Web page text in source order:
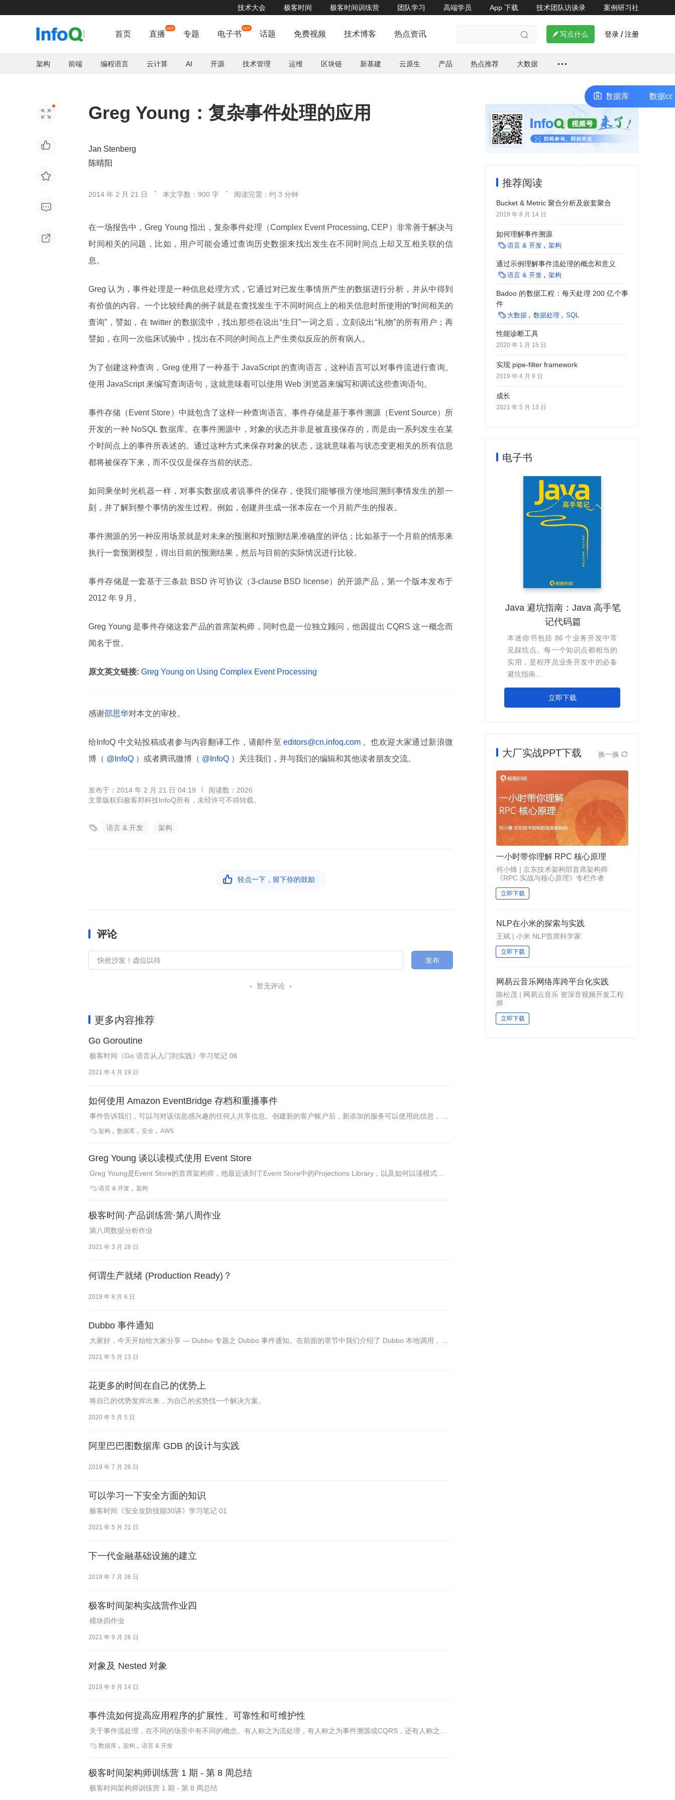
技术大会 极客时间 极客时间训练营 团队学习 高端学员 App 下载 技术团队访谈录 案例研习社
AICon全球人工智能与机器学习技术大会周四开幕，点击查看完整日程>>
首页 直播 专题 电子书 话题 免费视频 技术博客 热点资讯   写点什么 登录 / 注册
架构 前端 编程语言 云计算 AI 开源 技术管理 运维 区块链 新基建 云原生 产品 热点推荐 大数据





Greg Young：复杂事件处理的应用
Jan Stenberg
陈晴阳
2014 年 2 月 21 日 本文字数：900 字 阅读完需：约 3 分钟
在一场报告中，Greg Young 指出，复杂事件处理（Complex Event Processing, CEP）非常善于解决与
时间相关的问题，比如，用户可能会通过查询历史数据来找出发生在不同时间点上却又互相关联的信
息。
Greg 认为，事件处理是一种信息处理方式，它通过对已发生事情所产生的数据进行分析，并从中得到
有价值的内容。一个比较经典的例子就是在查找发生于不同时间点上的相关信息时所使用的“时间相关的
查询”，譬如，在 twitter 的数据流中，找出那些在说出“生日”一词之后，立刻说出“礼物”的所有用户；再
譬如，在同一次临床试验中，找出在不同的时间点上产生类似反应的所有病人。
为了创建这种查询，Greg 使用了一种基于 JavaScript 的查询语言，这种语言可以对事件流进行查询。
使用 JavaScript 来编写查询语句，这就意味着可以使用 Web 浏览器来编写和调试这些查询语句。
事件存储（Event Store）中就包含了这样一种查询语言。事件存储是基于事件溯源（Event Source）所
开发的一种 NoSQL 数据库。在事件溯源中，对象的状态并非是被直接保存的，而是由一系列发生在某
个时间点上的事件所表述的。通过这种方式来保存对象的状态，这就意味着与状态变更相关的所有信息
都将被保存下来，而不仅仅是保存当前的状态。
如同乘坐时光机器一样，对事实数据或者说事件的保存，使我们能够很方便地回溯到事情发生的那一
刻，并了解到整个事情的发生过程。例如，创建并生成一张本应在一个月前产生的报表。
事件溯源的另一种应用场景就是对未来的预测和对预测结果准确度的评估；比如基于一个月前的情形来
执行一套预测模型，得出目前的预测结果，然后与目前的实际情况进行比较。
事件存储是一套基于三条款 BSD 许可协议（3-clause BSD license）的开源产品，第一个版本发布于
2012 年 9 月。
Greg Young 是事件存储这套产品的首席架构师，同时也是一位独立顾问，他因提出 CQRS 这一概念而
闻名于世。
原文英文链接: Greg Young on Using Complex Event Processing
感谢邵思华对本文的审校。
给InfoQ 中文站投稿或者参与内容翻译工作，请邮件至 editors@cn.infoq.com 。也欢迎大家通过新浪微
博（ @InfoQ ）或者腾讯微博（ @InfoQ ）关注我们，并与我们的编辑和其他读者朋友交流。
2014 年 2 月 21 日 04:19
2026
文章版权归极客邦科技InfoQ所有，未经许可不得转载。
 语言 & 开发 架构
 轻点一下，留下你的鼓励
评论
发布
暂无评论
更多内容推荐
Go Goroutine
极客时间《Go 语言从入门到实践》学习笔记 06
2021 年 4 月 19 日
如何使用 Amazon EventBridge 存档和重播事件
事件告诉我们，可以与对该信息感兴趣的任何人共享信息。创建新的客户账户后，新添加的服务可以使用此信息，而
无需更改现有界面。例如，新的欺诈检测系统可以了解为执行安全检查和评估可能的欺诈活动而创建的所有新客户账
架构 数据库 安全 AWS
Greg Young 谈以读模式使用 Event Store
Greg Young是Event Store的首席架构师，他最近谈到了Event Store中的Projections Library，以及如何以读模式来
使用它。Greg在讲座中解释了Projections Library及其主要用例。他还介绍了很多实用的例子。
语言 & 开发 架构
极客时间·产品训练营·第八周作业
第八周数据分析作业
2021 年 3 月 28 日
何谓生产就绪 (Production Ready)？
2019 年 8 月 6 日
Dubbo 事件通知
大家好，今天开始给大家分享 — Dubbo 专题之 Dubbo 事件通知。在前面的章节中我们介绍了 Dubbo 本地调用，了
远程调用，只在 JVM 内直接关联，但会
2021 年 5 月 13 日
花更多的时间在自己的优势上
将自己的优势发挥出来，为自己的劣势找一个解决方案。
2020 年 5 月 5 日
阿里巴巴图数据库 GDB 的设计与实践
2019 年 7 月 26 日
可以学习一下安全方面的知识
极客时间《安全攻防技能30讲》学习笔记 01
2021 年 5 月 21 日
下一代金融基础设施的建立
2019 年 7 月 26 日
极客时间架构实战营作业四
模块四作业
2021 年 9 月 26 日
对象及 Nested 对象
2019 年 8 月 14 日
事件流如何提高应用程序的扩展性、可靠性和可维护性
关于事件流处理，在不同的场景中有不同的概念。有人称之为流处理，有人称之为事件溯源或CQRS，还有人称之
为“复杂事件处理（Complex Event Processing）”。不管名称是什么，它们的基本原则都是一样的。Martin
数据库 架构 语言 & 开发
极客时间架构师训练营 1 期 - 第 8 周总结
极客时间架构师训练营 1 期 - 第 8 周总结
推荐阅读
Bucket & Metric 聚合分析及嵌套聚合
2019 年 8 月 14 日
如何理解事件溯源
语言 & 开发 架构
通过示例理解事件流处理的概念和意义
语言 & 开发 架构
Badoo 的数据工程：每天处理 200 亿个事
件
 大数据 数据处理 SQL
性能诊断工具
2020 年 1 月 15 日
实现 pipe-filter framework
2019 年 4 月 9 日
成长
2021 年 5 月 13 日
电子书
Java 避坑指南：Java 高手笔
记代码篇
本迷你书包括 86 个业务开发中常
见踩坑点。每一个知识点都相当的
实用，是程序员业务开发中的必备
避坑指南...
立即下载
大厂实战PPT下载 换一换 
一小时带你理解 RPC 核心原理
何小锋 | 京东技术架构部首席架构师
《RPC 实战与核心原理》专栏作者
立即下载
NLP在小米的探索与实践
王斌 | 小米 NLP首席科学家
立即下载
网易云音乐网络库跨平台化实践
陈松茂 | 网易云音乐 资深音视频开发工程
师
立即下载
数据cool谈（第2期）寻找下一代企业级数据库 数据cool谈（